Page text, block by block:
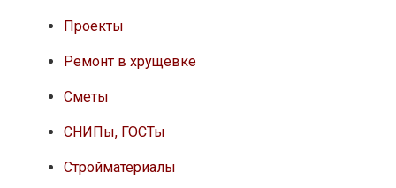
Проекты
Ремонт в хрущевке
Сметы
СНИПы, ГОСТы
Стройматериалы